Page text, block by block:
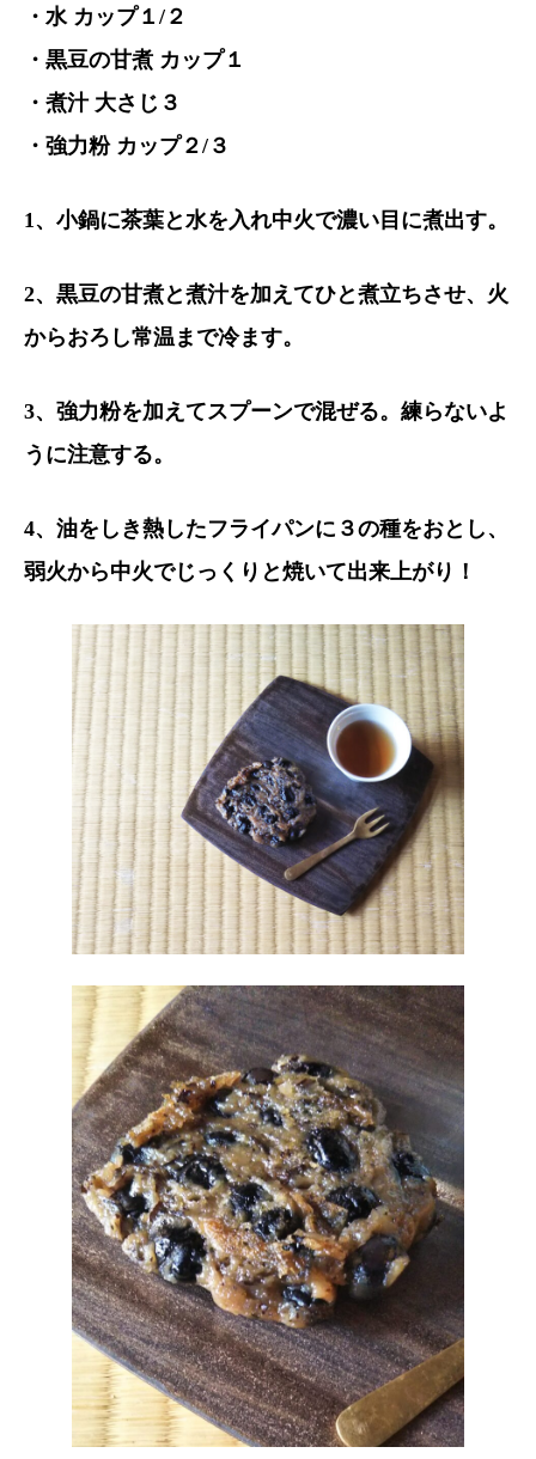
・水 カップ１/２
・黒豆の甘煮 カップ１
・煮汁 大さじ３
・強力粉 カップ２/３
1、小鍋に茶葉と水を入れ中火で濃い目に煮出す。
2、黒豆の甘煮と煮汁を加えてひと煮立ちさせ、火
からおろし常温まで冷ます。
3、強力粉を加えてスプーンで混ぜる。練らないよ
うに注意する。
4、油をしき熱したフライパンに３の種をおとし、
弱火から中火でじっくりと焼いて出来上がり！